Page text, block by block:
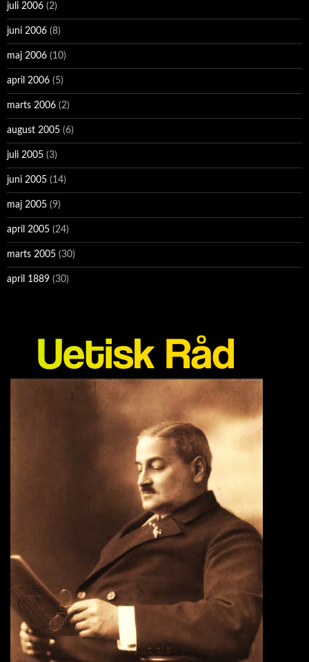
juli 2006 (2)
juni 2006 (8)
maj 2006 (10)
april 2006 (5)
marts 2006 (2)
august 2005 (6)
juli 2005 (3)
juni 2005 (14)
maj 2005 (9)
april 2005 (24)
marts 2005 (30)
april 1889 (30)